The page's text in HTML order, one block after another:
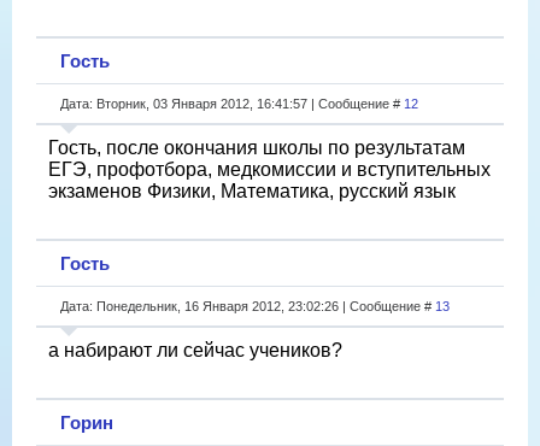
Гость
Дата: Вторник, 03 Января 2012, 16:41:57 | Сообщение # 12
Гость, после окончания школы по результатам
ЕГЭ, профотбора, медкомиссии и вступительных
экзаменов Физики, Математика, русский язык
Гость
Дата: Понедельник, 16 Января 2012, 23:02:26 | Сообщение # 13
а набирают ли сейчас учеников?
Горин